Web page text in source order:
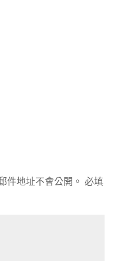
件地址不會公開。 必填